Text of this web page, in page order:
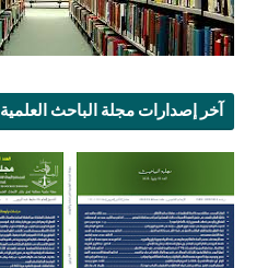
آخر إصدارات مجلة الباحث العلمية